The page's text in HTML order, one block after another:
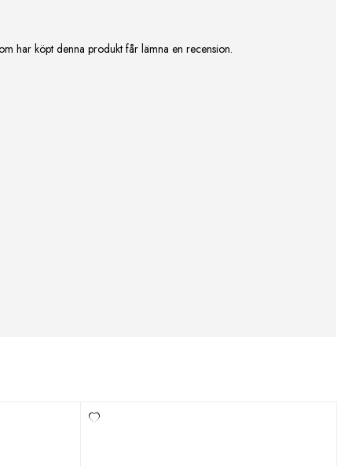
har köpt denna produkt får lämna en recension.